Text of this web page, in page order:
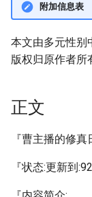
附加信息表
本文由多元性别
版权归原作者所
正文
『曹主播的修
『状态:更新到